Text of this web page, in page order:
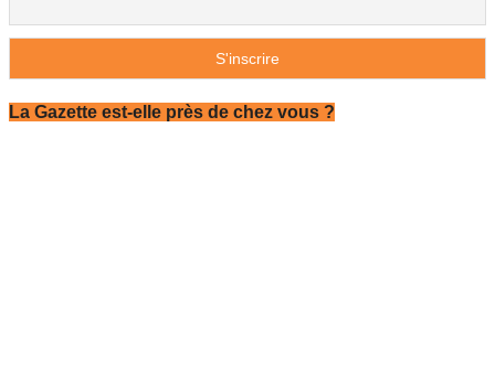
La Gazette est-elle près de chez vous ?